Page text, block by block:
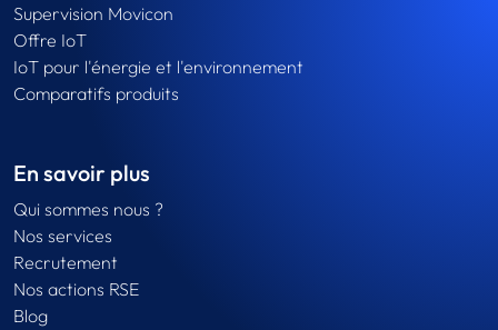
Supervision Movicon
Offre IoT
IoT pour l'énergie et l'environnement
Comparatifs produits
En savoir plus
Qui sommes nous ?
Nos services
Recrutement
Nos actions RSE
Blog